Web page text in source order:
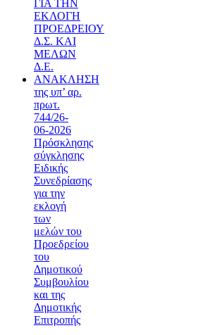
ΓΙΑ ΤΗΝ
ΕΚΛΟΓΗ
ΠΡΟΕΔΡΕΙΟΥ
Δ.Σ. ΚΑΙ
ΜΕΛΩΝ
Δ.Ε.
ΑΝΑΚΛΗΣΗ
της υπ’ αρ.
πρωτ.
744/26-
06-2026
Πρόσκλησης
σύγκλησης
Ειδικής
Συνεδρίασης
για την
εκλογή
των
μελών του
Προεδρείου
του
Δημοτικού
Συμβουλίου
και της
Δημοτικής
Επιτροπής